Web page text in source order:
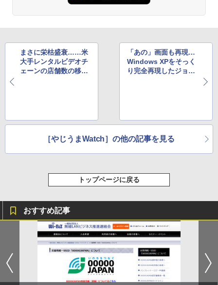
まさに栄枯盛衰……米
大手レンタルビデオチ
ェーンの店舗数の移り
「あの」画面も再現…
Windows XPをそっく
り完全再現したジョー
［やじうまWatch］の他の記事を見る
トップページに戻る
おすすめ記事